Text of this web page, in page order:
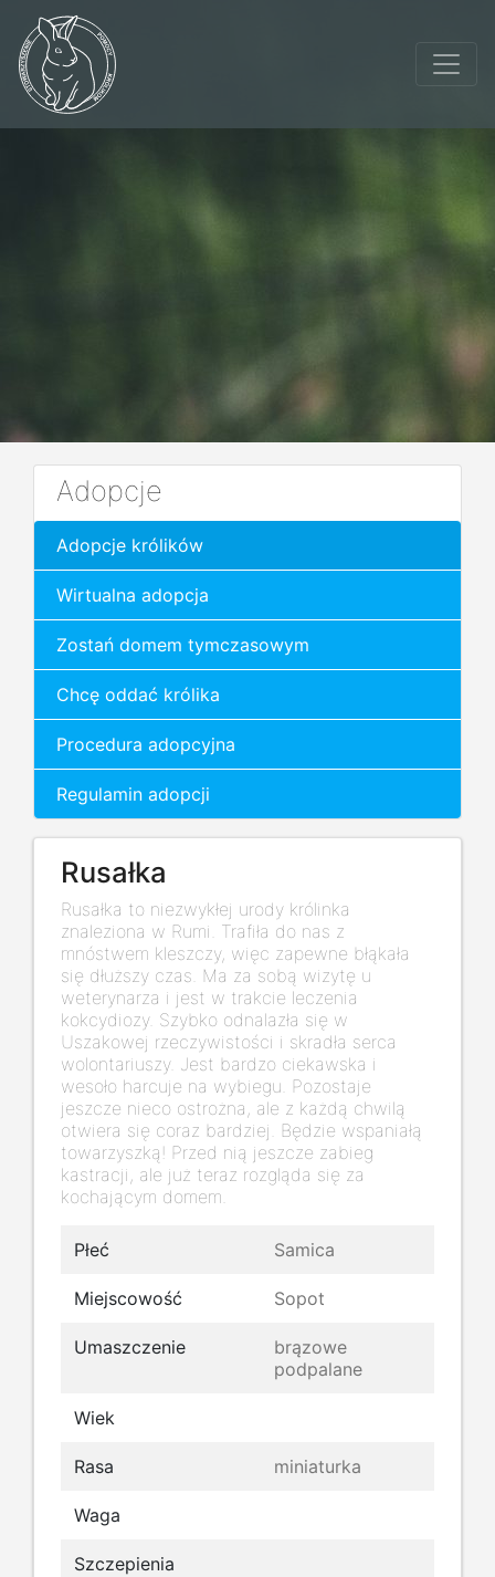
Adopcje
Adopcje królików
Wirtualna adopcja
Zostań domem tymczasowym
Chcę oddać królika
Procedura adopcyjna
Regulamin adopcji
Rusałka
Rusałka to niezwykłej urody królinka
znaleziona w Rumi. Trafiła do nas z
mnóstwem kleszczy, więc zapewne błąkała
się dłuższy czas. Ma za sobą wizytę u
weterynarza i jest w trakcie leczenia
kokcydiozy. Szybko odnalazła się w
Uszakowej rzeczywistości i skradła serca
wolontariuszy. Jest bardzo ciekawska i
wesoło harcuje na wybiegu. Pozostaje
jeszcze nieco ostrożna, ale z każdą chwilą
otwiera się coraz bardziej. Będzie wspaniałą
towarzyszką! Przed nią jeszcze zabieg
kastracji, ale już teraz rozgląda się za
kochającym domem.
Płeć Samica
Miejscowość Sopot
Umaszczenie
brązowe
podpalane
Wiek
Rasa miniaturka
Waga
Szczepienia